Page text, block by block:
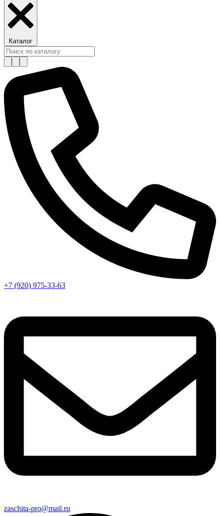
Каталог
+7 (920) 975-33-63
zaschita-pro@mail.ru